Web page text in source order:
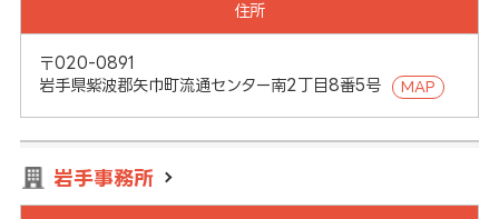
住所
〒020-0891
岩手県紫波郡矢巾町流通センター南2丁目8番5号
MAP
岩手事務所